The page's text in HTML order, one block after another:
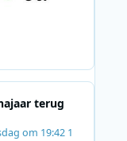
terug
om 19:42 1